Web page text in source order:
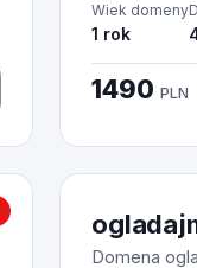
Wiek domeny
1 rok
1490PLN
Domena